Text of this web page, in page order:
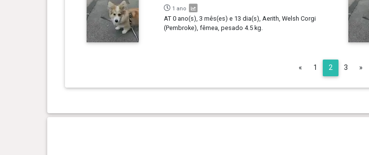
1 ano
AT 0 ano(s), 3 mês(es) e 13 dia(s), Aerith, Welsh Corgi
(Pembroke), fêmea, pesado 4.5 kg.
« Previous
1 2 3 »